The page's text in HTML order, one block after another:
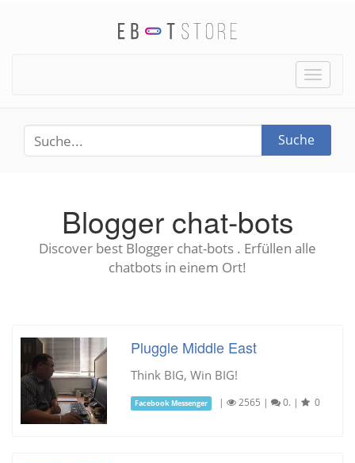
Toggle
Suche
Blogger chat-bots
Discover best Blogger chat-bots . Erfüllen alle
chatbots in einem Ort!
Pluggle Middle East
Think BIG, Win BIG!
Facebook Messenger | 2565 | 0. | 0